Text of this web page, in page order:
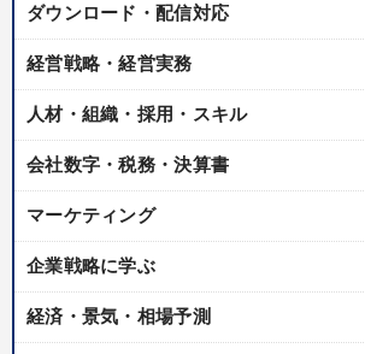
ダウンロード・配信対応
経営戦略・経営実務
人材・組織・採用・スキル
会社数字・税務・決算書
マーケティング
企業戦略に学ぶ
経済・景気・相場予測